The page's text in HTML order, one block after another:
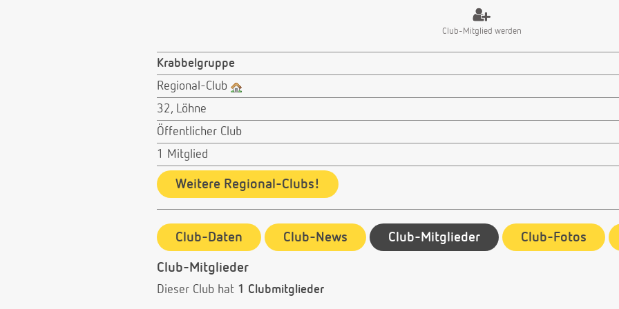
Club-Mitglied werden
Krabbelgruppe
Regional-Club
32, Löhne
Öffentlicher Club
1 Mitglied
Weitere Regional-Clubs!
Club-Daten Club-News Club-Mitglieder Club-Fotos
Club-Mitglieder
Dieser Club hat 1 Clubmitglieder